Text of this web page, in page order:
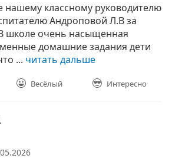
классному руководителю
Андроповой Л.В за
школе очень насыщенная
домашние задания дети
... читать дальше
Весёлый Интересно